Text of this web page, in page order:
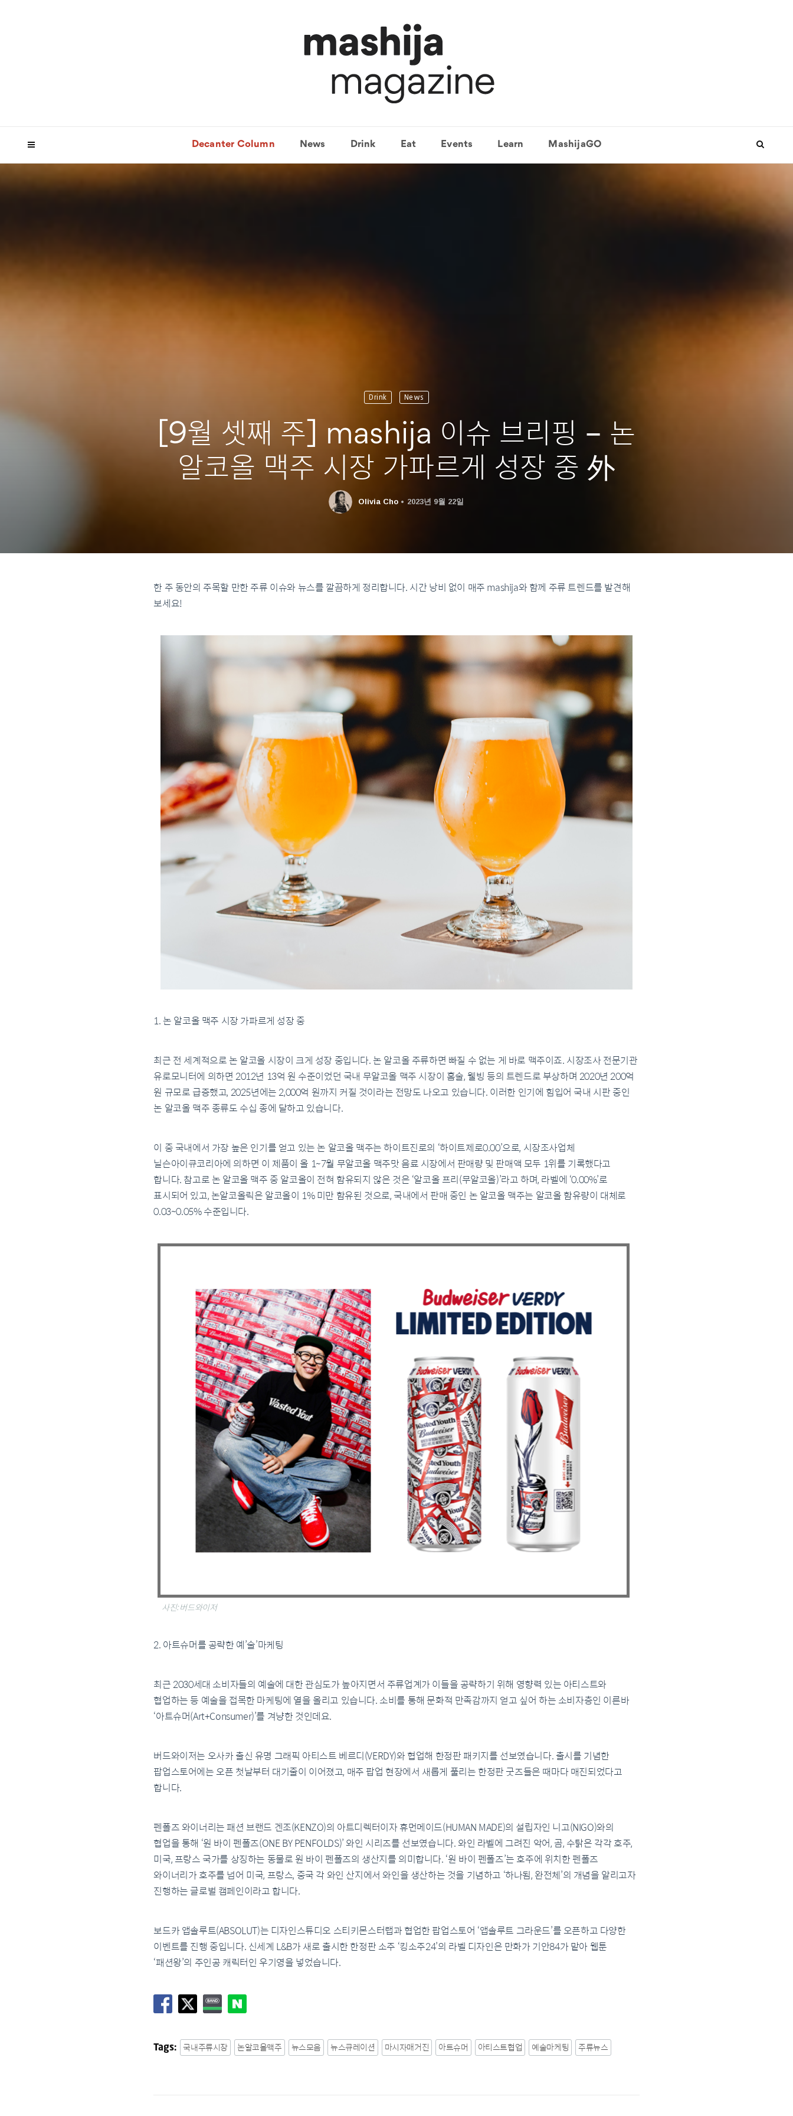
Decanter Column News Drink Eat Events Learn MashijaGO
Drink News
[9월 셋째 주] mashija 이슈 브리핑 – 논
알코올 맥주 시장 가파르게 성장 중 外
Olivia Cho 2023년 9월 22일
한 주 동안의 주목할 만한 주류 이슈와 뉴스를 깔끔하게 정리합니다. 시간 낭비 없이 매주 mashija와 함께 주류 트렌드를 발견해
보세요!
1. 논 알코올 맥주 시장 가파르게 성장 중
최근 전 세계적으로 논 알코올 시장이 크게 성장 중입니다. 논 알코올 주류하면 빠질 수 없는 게 바로 맥주이죠. 시장조사 전문기관
유로모니터에 의하면 2012년 13억 원 수준이었던 국내 무알코올 맥주 시장이 홈술, 웰빙 등의 트렌드로 부상하며 2020년 200억
원 규모로 급증했고, 2025년에는 2,000억 원까지 커질 것이라는 전망도 나오고 있습니다. 이러한 인기에 힘입어 국내 시판 중인
논 알코올 맥주 종류도 수십 종에 달하고 있습니다.
이 중 국내에서 가장 높은 인기를 얻고 있는 논 알코올 맥주는 하이트진로의 ‘하이트제로0.00’으로, 시장조사업체
닐슨아이큐코리아에 의하면 이 제품이 올 1~7월 무알코올 맥주맛 음료 시장에서 판매량 및 판매액 모두 1위를 기록했다고
합니다. 참고로 논 알코올 맥주 중 알코올이 전혀 함유되지 않은 것은 ‘알코올 프리(무알코올)’라고 하며, 라벨에 ‘0.00%’로
표시되어 있고, 논알코올릭은 알코올이 1% 미만 함유된 것으로, 국내에서 판매 중인 논 알코올 맥주는 알코올 함유량이 대체로
0.03~0.05% 수준입니다.
사진: 버드와이저
2. 아트슈머를 공략한 예’술’마케팅
최근 2030세대 소비자들의 예술에 대한 관심도가 높아지면서 주류업계가 이들을 공략하기 위해 영향력 있는 아티스트와
협업하는 등 예술을 접목한 마케팅에 열을 올리고 있습니다. 소비를 통해 문화적 만족감까지 얻고 싶어 하는 소비자층인 이른바
‘아트슈머(Art+Consumer)’를 겨냥한 것인데요.
버드와이저는 오사카 출신 유명 그래픽 아티스트 베르디(VERDY)와 협업해 한정판 패키지를 선보였습니다. 출시를 기념한
팝업스토어에는 오픈 첫날부터 대기줄이 이어졌고, 매주 팝업 현장에서 새롭게 풀리는 한정판 굿즈들은 때마다 매진되었다고
합니다.
펜폴즈 와이너리는 패션 브랜드 겐조(KENZO)의 아트디렉터이자 휴먼메이드(HUMAN MADE)의 설립자인 니고(NIGO)와의
협업을 통해 ‘원 바이 펜폴즈(ONE BY PENFOLDS)’ 와인 시리즈를 선보였습니다. 와인 라벨에 그려진 악어, 곰, 수탉은 각각 호주,
미국, 프랑스 국가를 상징하는 동물로 원 바이 펜폴즈의 생산지를 의미합니다. ‘원 바이 펜폴즈’는 호주에 위치한 펜폴즈
와이너리가 호주를 넘어 미국, 프랑스, 중국 각 와인 산지에서 와인을 생산하는 것을 기념하고 ‘하나됨, 완전체’의 개념을 알리고자
진행하는 글로벌 캠페인이라고 합니다.
보드카 앱솔루트(ABSOLUT)는 디자인스튜디오 스티키몬스터랩과 협업한 팝업스토어 ‘앱솔루트 그라운드’를 오픈하고 다양한
이벤트를 진행 중입니다. 신세계 L&B가 새로 출시한 한정판 소주 ‘킹소주24’의 라벨 디자인은 만화가 기안84가 맡아 웹툰
‘패션왕’의 주인공 캐릭터인 우기영을 넣었습니다.
Tags: 국내주류시장 논알코올맥주 뉴스모음 뉴스큐레이션 마시자매거진 아트슈머 아티스트협업 예술마케팅 주류뉴스